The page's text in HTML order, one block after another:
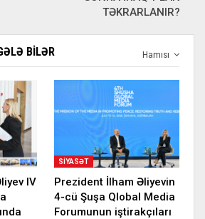
TƏKRARLANIR?
Hamısı
BILƏR
IV
SIYASƏT
Prezident İlham Əliyevin
4-cü Şuşa Qlobal Media
Forumunun iştirakçıları